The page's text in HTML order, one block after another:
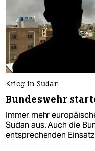
Krieg in Sudan
Bundeswehr
Immer mehr
Sudan aus. Auch die
entsprechenden